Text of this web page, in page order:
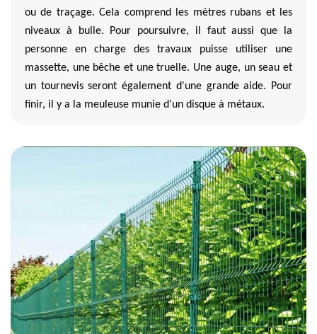
ou de traçage. Cela comprend les mètres rubans et les
niveaux à bulle. Pour poursuivre, il faut aussi que la
personne en charge des travaux puisse utiliser une
massette, une bêche et une truelle. Une auge, un seau et
un tournevis seront également d'une grande aide. Pour
finir, il y a la meuleuse munie d'un disque à métaux.